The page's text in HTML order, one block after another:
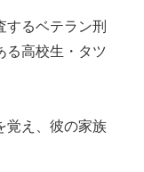
するベテラン刑
る高校生・タツ
覚え、彼の家族